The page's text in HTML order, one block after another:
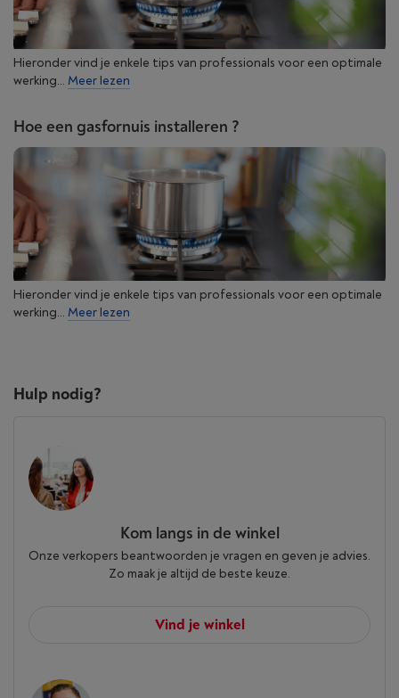
Hieronder vind je enkele tips van professionals voor een optimale
werking... Meer lezen
Hoe een gasfornuis installeren ?
Hieronder vind je enkele tips van professionals voor een optimale
werking... Meer lezen
Hulp nodig?
Kom langs in de winkel
Onze verkopers beantwoorden je vragen en geven je advies.
Zo maak je altijd de beste keuze.
Vind je winkel